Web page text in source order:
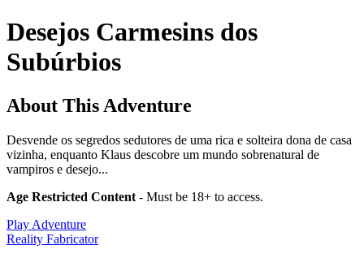
Desejos Carmesins dos
Subúrbios
About This Adventure
Desvende os segredos sedutores de uma rica e solteira dona de casa
vizinha, enquanto Klaus descobre um mundo sobrenatural de
vampiros e desejo...
Age Restricted Content - Must be 18+ to access.
Play Adventure
Reality Fabricator